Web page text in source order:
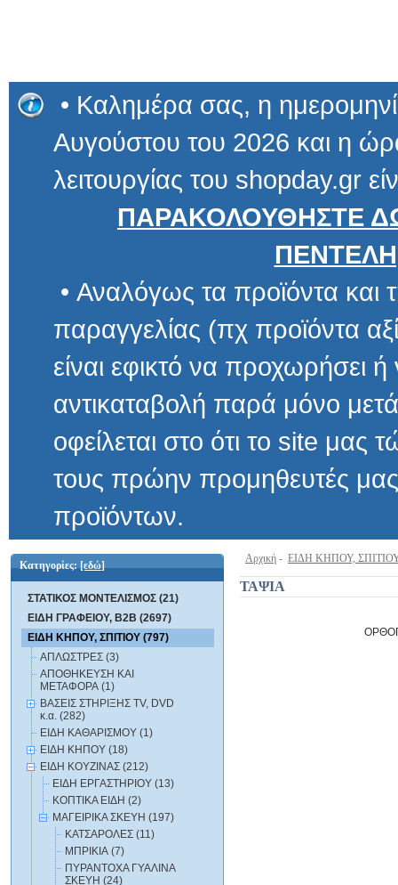
• Καλημέρα σας, η
Αυγούστου του 2026 και η
λειτουργίας του shopday.gr
ΠΑΡΑΚΟΛΟΥΘΗΣΤΕ
• Αναλόγως τα προϊόντα και
παραγγελίας (πχ προϊόντα αξίας
είναι εφικτό να προχωρήσει ή να
αντικαταβολή παρά μόνο μετά
οφείλεται στο ότι το site μας τώρα
τους πρώην προμηθευτές μας
προϊόντων.
Κατηγορίες:[εδώ]
ΣΤΑΤΙΚΟΣ ΜΟΝΤΕΛΙΣΜΟΣ (21)
ΕΙΔΗ ΓΡΑΦΕΙΟΥ, B2B (2697)
ΕΙΔΗ ΚΗΠΟΥ, ΣΠΙΤΙΟΥ (797)
ΑΠΛΩΣΤΡΕΣ (3)
ΑΠΟΘΗΚΕΥΣΗ ΚΑΙ
ΜΕΤΑΦΟΡΑ (1)
ΒΑΣΕΙΣ ΣΤΗΡΙΞΗΣ TV, DVD
κ.α. (282)
ΕΙΔΗ ΚΑΘΑΡΙΣΜΟΥ (1)
ΕΙΔΗ ΚΗΠΟΥ (18)
ΕΙΔΗ ΚΟΥΖΙΝΑΣ (212)
ΕΙΔΗ ΕΡΓΑΣΤΗΡΙΟΥ (13)
ΚΟΠΤΙΚΑ ΕΙΔΗ (2)
ΜΑΓΕΙΡΙΚΑ ΣΚΕΥΗ (197)
ΚΑΤΣΑΡΟΛΕΣ (11)
ΜΠΡΙΚΙΑ (7)
ΠΥΡΑΝΤΟΧΑ ΓΥΑΛΙΝΑ
ΣΚΕΥΗ (24)
Αρχική - ΕΙΔΗ ΚΗΠΟΥ,
ΤΑΨΙΑ